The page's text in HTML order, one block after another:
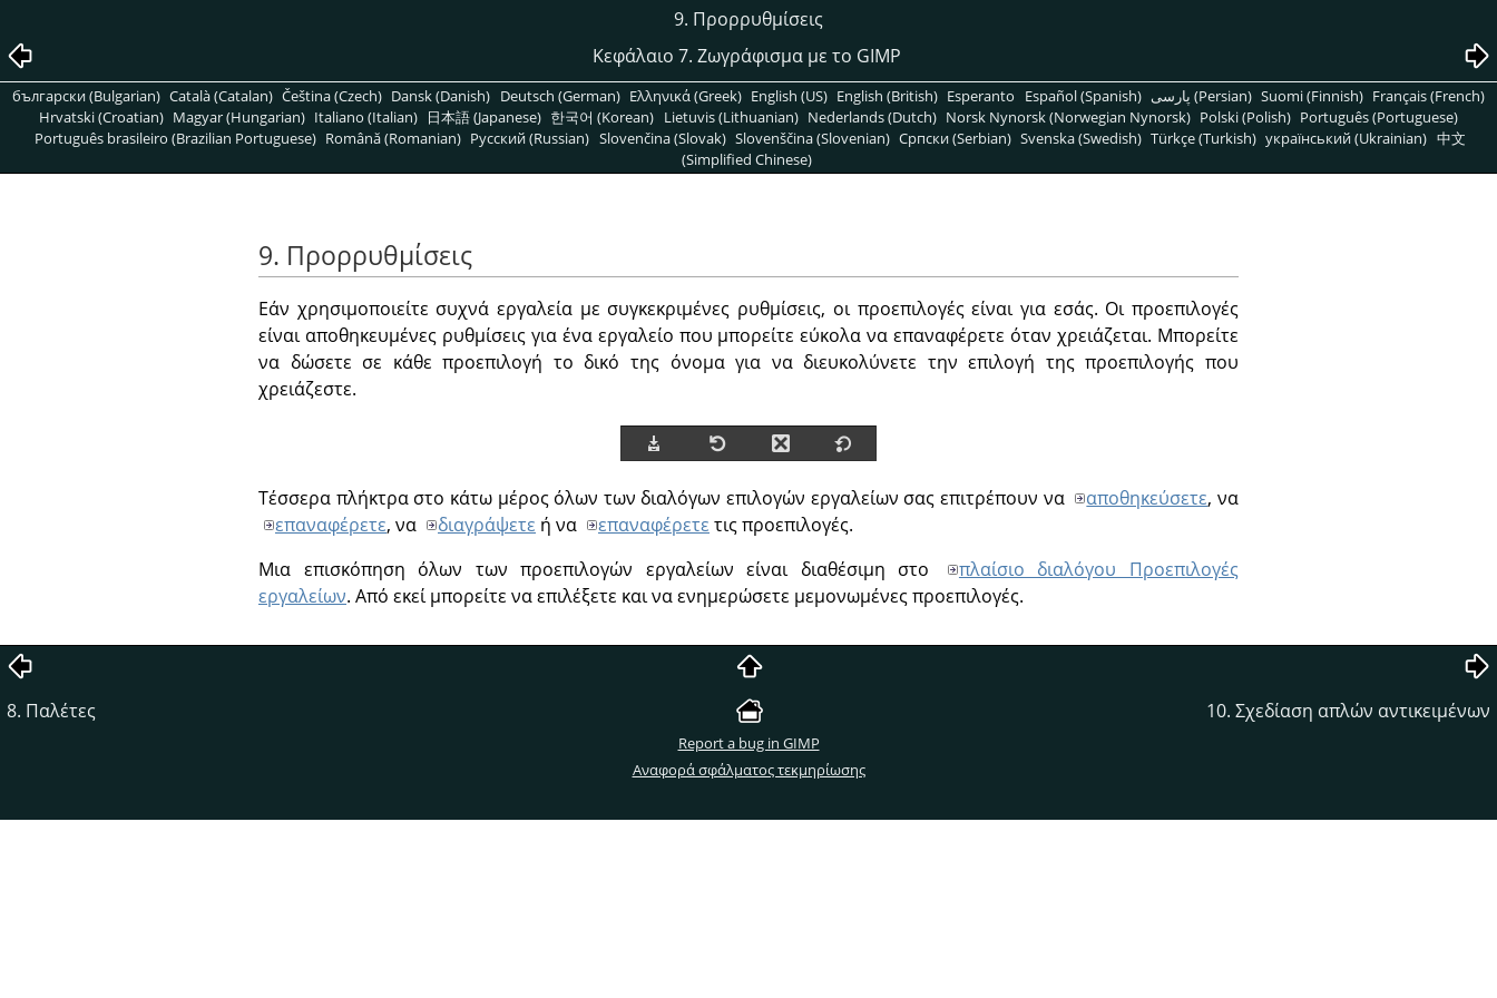
9. Προρρυθμίσεις
Κεφάλαιο 7. Ζωγράφισμα με το GIMP
български (Bulgarian) Català (Catalan) Čeština (Czech) Dansk (Danish) Deutsch (German) Ελληνικά (Greek) English (US) English (British) Esperanto Español (Spanish) پارسی (Persian) Suomi (Finnish) Français (French)
Hrvatski (Croatian) Magyar (Hungarian) Italiano (Italian) 日本語 (Japanese) 한국어 (Korean) Lietuvis (Lithuanian) Nederlands (Dutch) Norsk Nynorsk (Norwegian Nynorsk) Polski (Polish) Português (Portuguese)
Português brasileiro (Brazilian Portuguese) Română (Romanian) Pусский (Russian) Slovenčina (Slovak) Slovenščina (Slovenian) Српски (Serbian) Svenska (Swedish) Türkçe (Turkish) український (Ukrainian) 中文
(Simplified Chinese)
9. Προρρυθμίσεις
Εάν χρησιμοποιείτε συχνά εργαλεία με συγκεκριμένες ρυθμίσεις, οι προεπιλογές είναι για εσάς. Οι προεπιλογές
είναι αποθηκευμένες ρυθμίσεις για ένα εργαλείο που μπορείτε εύκολα να επαναφέρετε όταν χρειάζεται. Μπορείτε
να δώσετε σε κάθε προεπιλογή το δικό της όνομα για να διευκολύνετε την επιλογή της προεπιλογής που
χρειάζεστε.
Τέσσερα πλήκτρα στο κάτω μέρος όλων των διαλόγων επιλογών εργαλείων σας επιτρέπουν να αποθηκεύσετε, να
επαναφέρετε, να διαγράψετε ή να επαναφέρετε τις προεπιλογές.
Μια επισκόπηση όλων των προεπιλογών εργαλείων είναι διαθέσιμη στο
πλαίσιο διαλόγου Προεπιλογές
εργαλείων. Από εκεί μπορείτε να επιλέξετε και να ενημερώσετε μεμονωμένες προεπιλογές.
8. Παλέτες 10. Σχεδίαση απλών αντικειμένων
Report a bug in GIMP
Αναφορά σφάλματος τεκμηρίωσης